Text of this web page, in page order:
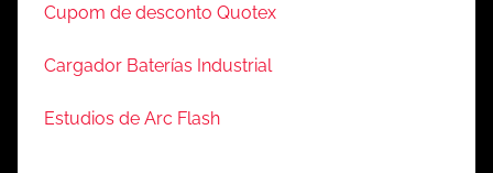
Cupom de desconto Quotex
Cargador Baterías Industrial
Estudios de Arc Flash